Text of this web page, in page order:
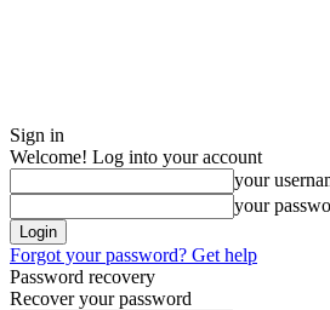
Sign in
Welcome! Log into your account
your
your
Forgot your password? Get help
Password recovery
Recover your password